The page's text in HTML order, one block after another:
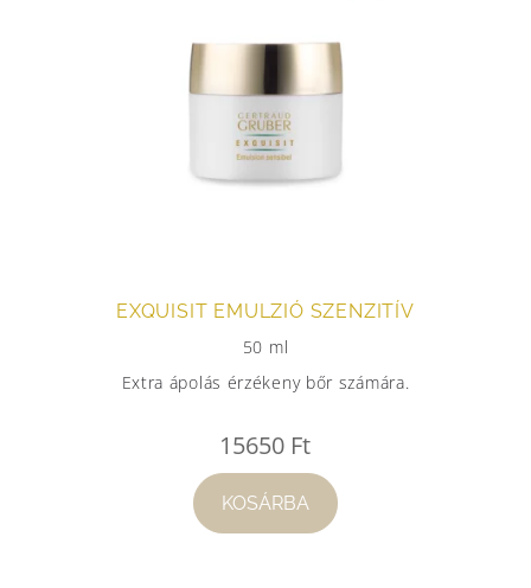
EXQUISIT EMULZIÓ SZENZITÍV
50 ml
Extra ápolás érzékeny bőr számára.
15650 Ft
KOSÁRBA